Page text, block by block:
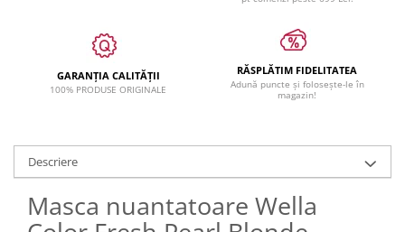
GARANȚIA CALITĂȚII
100% PRODUSE ORIGINALE
RĂSPLĂTIM FIDELITATEA
Adună puncte și folosește-le în
magazin!
Descriere
Masca nuantatoare Wella